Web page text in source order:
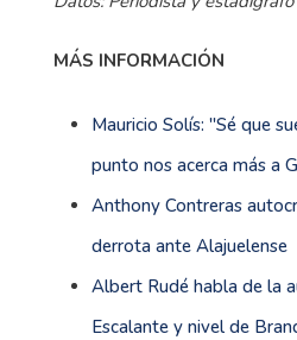
MÁS INFORMACIÓN
Mauricio Solís: ''Sé que
punto nos acerca más a
Anthony Contreras
derrota ante Alajuelense
Albert Rudé habla de la
Escalante y nivel de